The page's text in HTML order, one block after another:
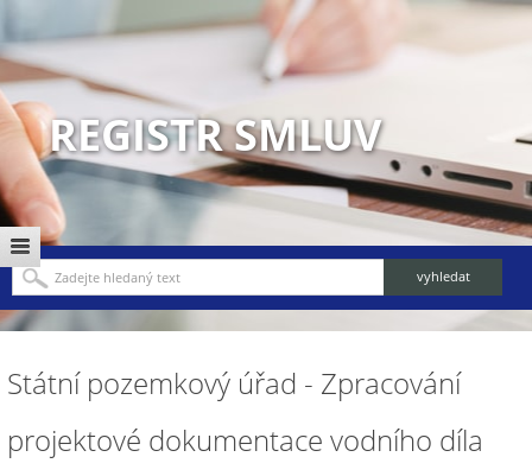
REGISTR SMLUV
Státní pozemkový úřad - Zpracování
projektové dokumentace vodního díla